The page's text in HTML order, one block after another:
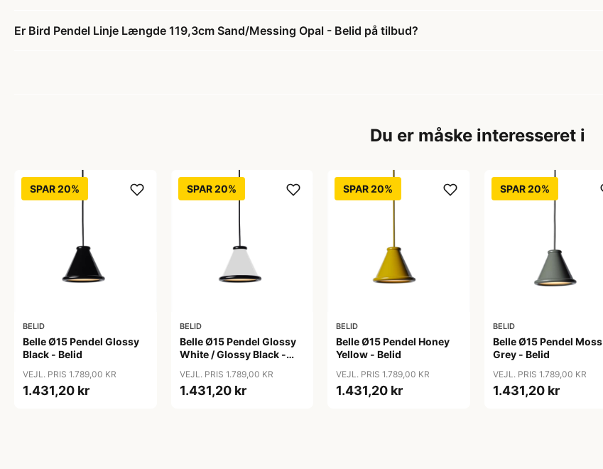
Er Bird Pendel Linje Længde 119,3cm Sand/Messing Opal - Belid på tilbud?
Du er måske interesseret i
SPAR 20%
BELID
Belle Ø15 Pendel Glossy
Black - Belid
VEJL. PRIS 1.789,00 KR
1.431,20 kr
SPAR 20%
BELID
Belle Ø15 Pendel Glossy
White / Glossy Black -
VEJL. PRIS 1.789,00 KR
1.431,20 kr
SPAR 20%
BELID
Belle Ø15 Pendel Honey
Yellow - Belid
VEJL. PRIS 1.789,00 KR
1.431,20 kr
SPAR 20%
BELID
Belle Ø15 Pendel Moss
Grey - Belid
VEJL. PRIS 1.789,00 KR
1.431,20 kr